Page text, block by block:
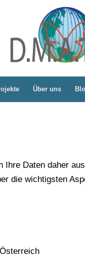
Über uns
Daten daher
die wichtigsten